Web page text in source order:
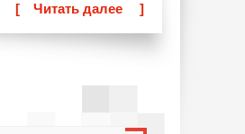
[ Читать далее ]